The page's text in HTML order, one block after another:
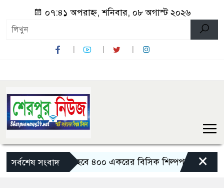
০৭:৪১ অপরাহ্ন, শনিবার, ০৮ অগাস্ট ২০২৬
সর্বশেষ সংবাদ
তৈরি হবে ৪০০ একরের বিসিক শিল্পপার্ক: বাণিজ্যমন্ত্রী
×